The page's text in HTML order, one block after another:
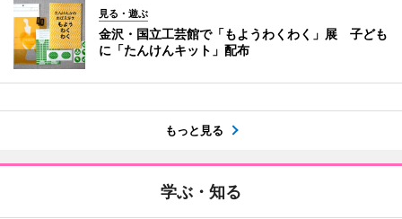
見る・遊ぶ
金沢・国立工芸館で「もようわくわく」展 子ども
に「たんけんキット」配布
もっと見る
学ぶ・知る